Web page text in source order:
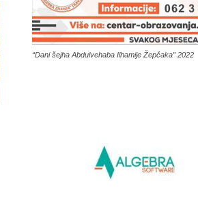
“Dani šejha Abdulvehaba Ilhamije Žepčaka” 2022